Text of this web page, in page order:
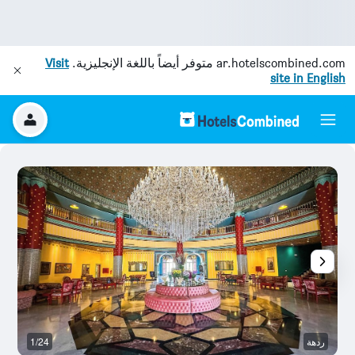
ar.hotelscombined.com متوفر أيضاً باللغة الإنجليزية.Visit
site in English
ردهة 1/24